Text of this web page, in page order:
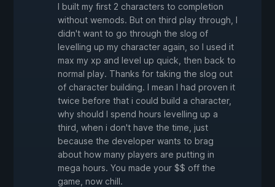
I built my first 2 characters to completion
without wemods. But on third play through, I
didn't want to go through the slog of
levelling up my character again, so I used it
max my xp and level up quick, then back to
normal play. Thanks for taking the slog out
of character building. I mean I had proven it
twice before that i could build a character,
why should I spend hours levelling up a
third, when i don't have the time, just
because the developer wants to brag
about how many players are putting in
mega hours. You made your $$ off the
game, now chill.